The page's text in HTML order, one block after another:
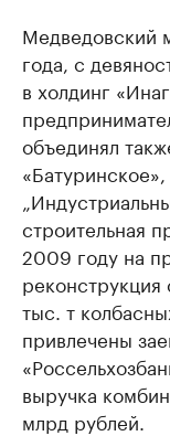
Медведовский
года, с
в холдинг
объединял
строительная
2009 году на
тыс. т
привлечены
выручка
млрд рублей.